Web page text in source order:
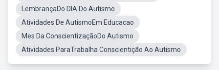
LembrançaDo DIA Do Autismo
Atividades De AutismoEm Educacao
Mes Da ConscientizaçãoDo Autismo
Atividades ParaTrabalha Conscientição Ao Autismo